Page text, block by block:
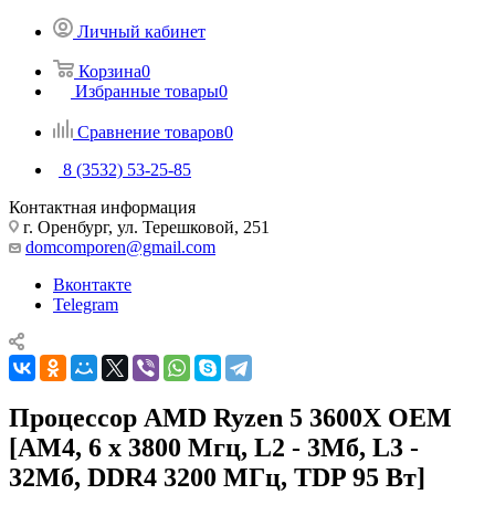
Личный кабинет
Корзина0
Избранные товары0
Сравнение товаров0
8 (3532) 53-25-85
Контактная информация
г. Оренбург, ул. Терешковой, 251
domcomporen@gmail.com
Вконтакте
Telegram
Процессор AMD Ryzen 5 3600X OEM
[AM4, 6 x 3800 Мгц, L2 - 3Мб, L3 -
32Мб, DDR4 3200 МГц, TDP 95 Вт]